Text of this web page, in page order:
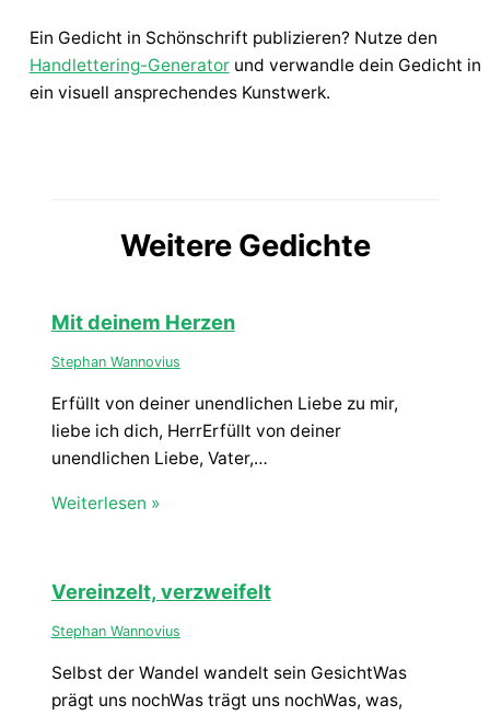
Ein Gedicht in Schönschrift publizieren? Nutze den
Handlettering-Generatorund verwandle dein Gedicht in
ein visuell ansprechendes Kunstwerk.
Weitere Gedichte
Mit deinem Herzen
Stephan Wannovius
Erfüllt von deiner unendlichen Liebe zu mir,
liebe ich dich, HerrErfüllt von deiner
unendlichen Liebe, Vater,…
Weiterlesen »
Vereinzelt, verzweifelt
Stephan Wannovius
Selbst der Wandel wandelt sein GesichtWas
prägt uns nochWas trägt uns nochWas, was,